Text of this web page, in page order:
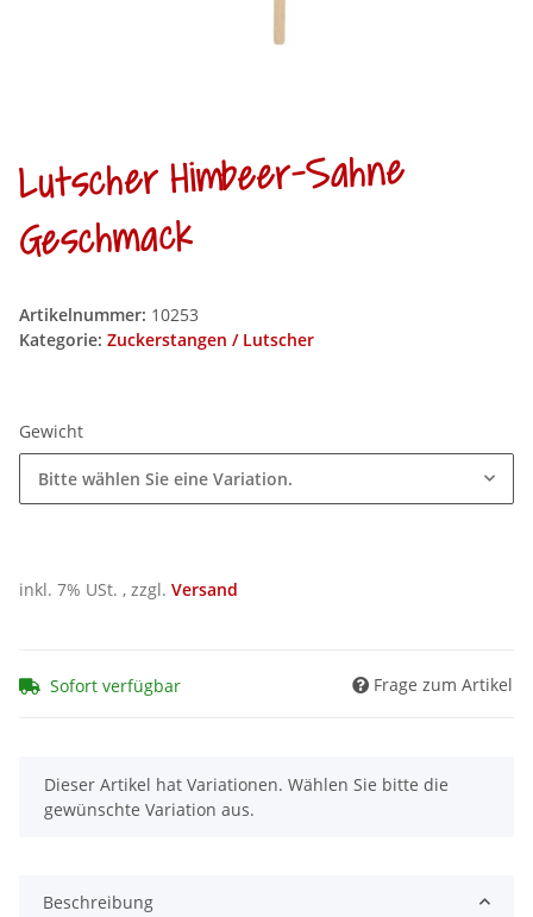
Lutscher Himbeer-Sahne
Geschmack
Artikelnummer: 10253
Kategorie: Zuckerstangen / Lutscher
Gewicht
Bitte wählen Sie eine Variation.
inkl. 7% USt. , zzgl. Versand
Sofort verfügbar Frage zum Artikel
x
Dieser Artikel hat Variationen. Wählen Sie bitte die
gewünschte Variation aus.
Beschreibung